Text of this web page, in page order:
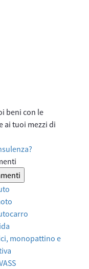
beni con le
ai tuoi mezzi di
monopattino e